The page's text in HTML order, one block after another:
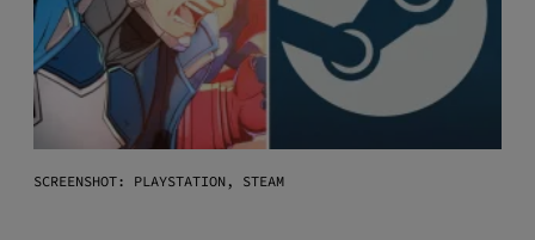
SCREENSHOT: PLAYSTATION, STEAM